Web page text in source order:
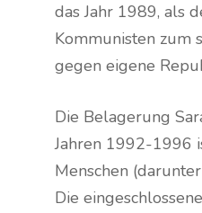
das Jahr 1989, als
Kommunisten zum
gegen eigene
Die Belagerung
Jahren 1992-1996
Menschen
Die